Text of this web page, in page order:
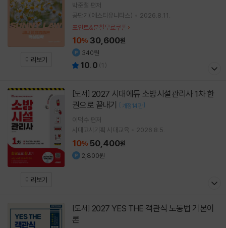
미리보기
박준철 편저
공단기(에스티유니타스)
2026.8.11.
포인트&분철무료쿠폰
10% 30,600원
340원
10.0 (1 )
미리보기
[도서]
권으로 끝내기
[ 개정14판 ]
이덕수 편저
시대고시기획 시대교육
2026.8.5.
10% 50,400원
2,800원
[도서]
론